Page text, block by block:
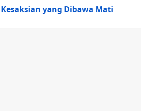
yang Dibawa Mati